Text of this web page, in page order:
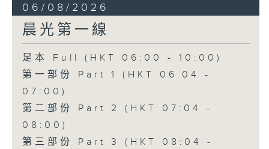
06/08/2026
晨光第一線
足本 Full (HKT 06:00 - 10:00)
第一部份 Part 1 (HKT 06:04 -
07:00)
第二部份 Part 2 (HKT 07:04 -
08:00)
第三部份 Part 3 (HKT 08:04 -